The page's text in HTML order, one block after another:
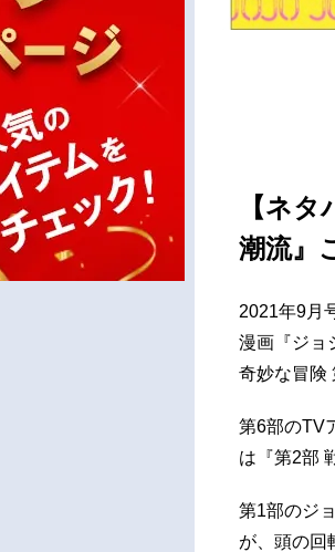
【ネ
潮流』
2021年9月
漫画『ジョ
奇妙な冒険
第6部のTV
は『第2部
第1部のジ
が、頭の回